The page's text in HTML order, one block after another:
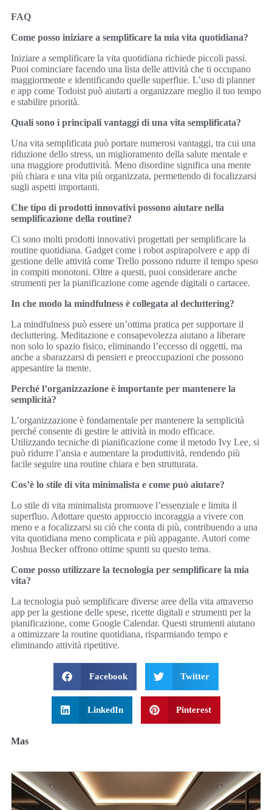
FAQ
Come posso iniziare a semplificare la mia vita quotidiana?
Iniziare a semplificare la vita quotidiana richiede piccoli passi.
Puoi cominciare facendo una lista delle attività che ti occupano
maggiormente e identificando quelle superflue. L’uso di planner
e app come Todoist può aiutarti a organizzare meglio il tuo tempo
e stabilire priorità.
Quali sono i principali vantaggi di una vita semplificata?
Una vita semplificata può portare numerosi vantaggi, tra cui una
riduzione dello stress, un miglioramento della salute mentale e
una maggiore produttività. Meno disordine significa una mente
più chiara e una vita più organizzata, permettendo di focalizzarsi
sugli aspetti importanti.
Che tipo di prodotti innovativi possono aiutare nella
semplificazione della routine?
Ci sono molti prodotti innovativi progettati per semplificare la
routine quotidiana. Gadget come i robot aspirapolvere e app di
gestione delle attività come Trello possono ridurre il tempo speso
in compiti monotoni. Oltre a questi, puoi considerare anche
strumenti per la pianificazione come agende digitali o cartacee.
In che modo la mindfulness è collegata al decluttering?
La mindfulness può essere un’ottima pratica per supportare il
decluttering. Meditazione e consapevolezza aiutano a liberare
non solo lo spazio fisico, eliminando l’eccesso di oggetti, ma
anche a sbarazzarsi di pensieri e preoccupazioni che possono
appesantire la mente.
Perché l’organizzazione è importante per mantenere la
semplicità?
L’organizzazione è fondamentale per mantenere la semplicità
perché consente di gestire le attività in modo efficace.
Utilizzando tecniche di pianificazione come il metodo Ivy Lee, si
può ridurre l’ansia e aumentare la produttività, rendendo più
facile seguire una routine chiara e ben strutturata.
Cos’è lo stile di vita minimalista e come può aiutare?
Lo stile di vita minimalista promuove l’essenziale e limita il
superfluo. Adottare questo approccio incoraggia a vivere con
meno e a focalizzarsi su ciò che conta di più, contribuendo a una
vita quotidiana meno complicata e più appagante. Autori come
Joshua Becker offrono ottime spunti su questo tema.
Come posso utilizzare la tecnologia per semplificare la mia
vita?
La tecnologia può semplificare diverse aree della vita attraverso
app per la gestione delle spese, ricette digitali e strumenti per la
pianificazione, come Google Calendar. Questi strumenti aiutano
a ottimizzare la routine quotidiana, risparmiando tempo e
eliminando attività ripetitive.
Facebook Twitter
LinkedIn Pinterest
Mas